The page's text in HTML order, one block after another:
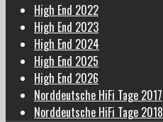
High End 2022
High End 2023
High End 2024
High End 2025
High End 2026
Norddeutsche HiFi Tage 2017
Norddeutsche HiFi Tage 2018